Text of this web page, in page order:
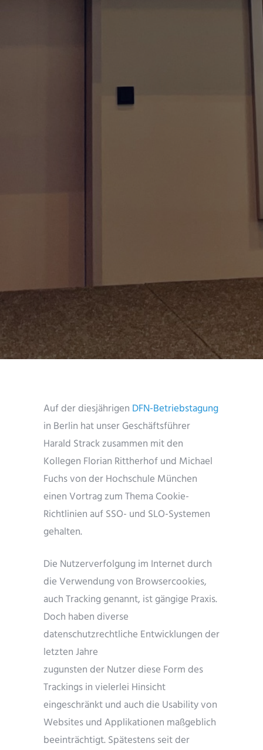
Auf der diesjährigen DFN-Betriebstagung
in Berlin hat unser Geschäftsführer
Harald Strack zusammen mit den
Kollegen Florian Rittherhof und Michael
Fuchs von der Hochschule München
einen Vortrag zum Thema Cookie-
Richtlinien auf SSO- und SLO-Systemen
gehalten.
Die Nutzerverfolgung im Internet durch
die Verwendung von Browsercookies,
auch Tracking genannt, ist gängige Praxis.
Doch haben diverse
datenschutzrechtliche Entwicklungen der
letzten Jahre
zugunsten der Nutzer diese Form des
Trackings in vielerlei Hinsicht
eingeschränkt und auch die Usability von
Websites und Applikationen maßgeblich
beeinträchtigt. Spätestens seit der